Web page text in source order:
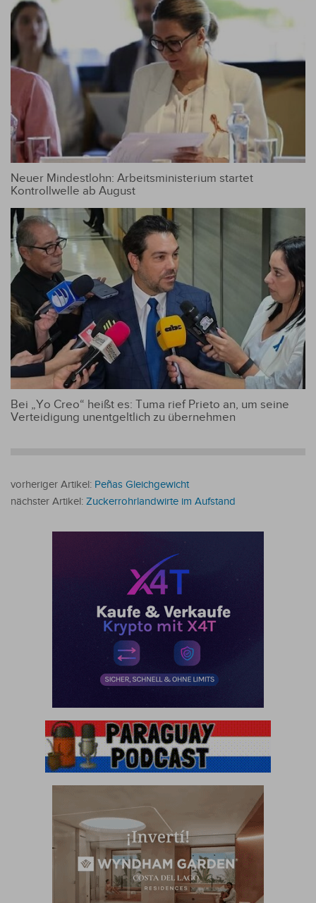
Neuer Mindestlohn: Arbeitsministerium startet
Kontrollwelle ab August
Bei „Yo Creo“ heißt es: Tuma rief Prieto an, um seine
Verteidigung unentgeltlich zu übernehmen
vorheriger Artikel: Peñas Gleichgewicht
nächster Artikel: Zuckerrohrlandwirte im Aufstand